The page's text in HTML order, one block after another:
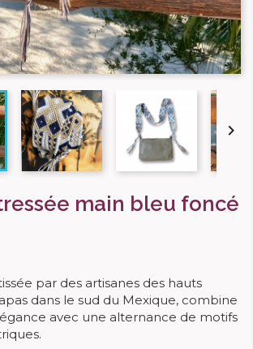

main bleu foncé
par des artisanes des hauts
dans le sud du Mexique, combine
avec une alternance de motifs